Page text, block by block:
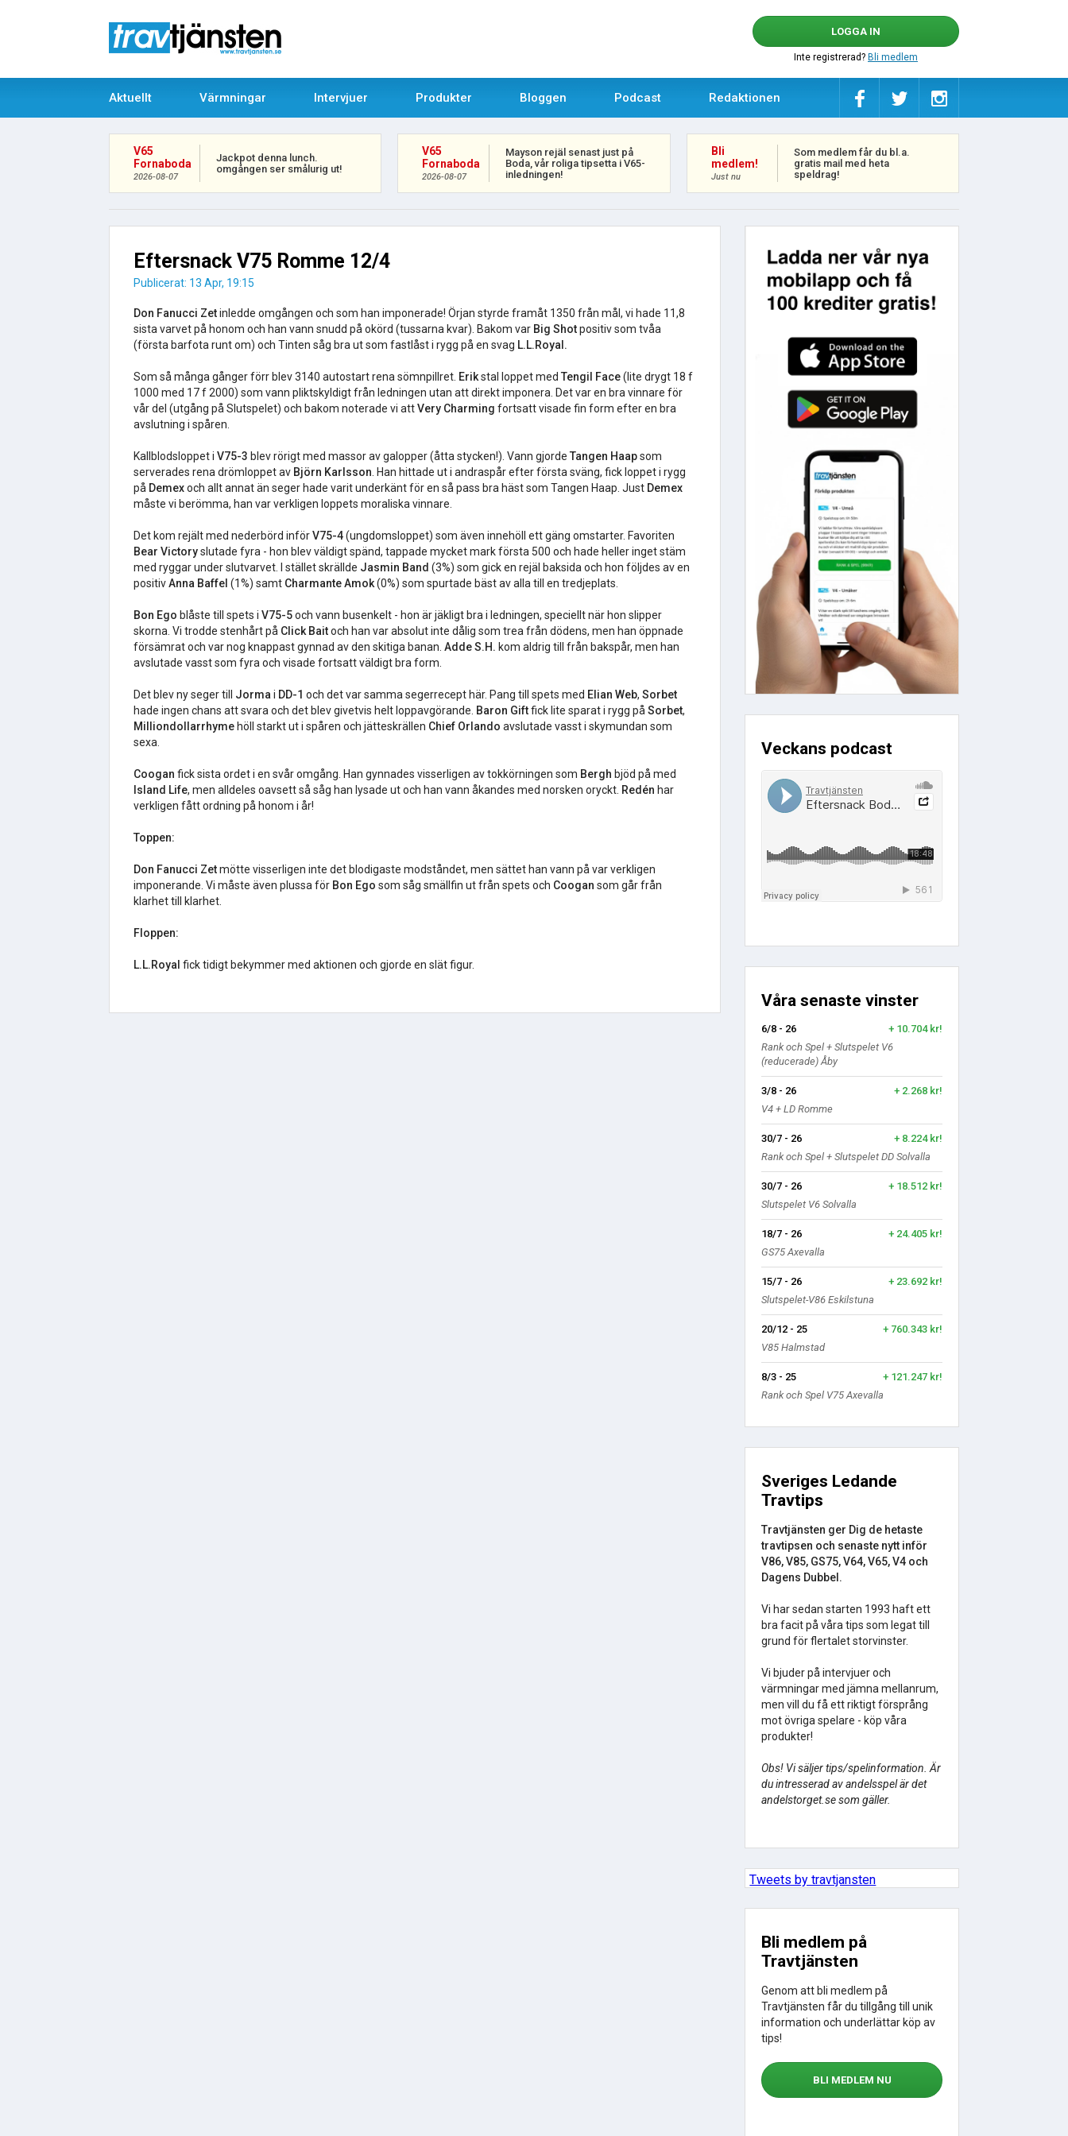
LOGGA IN
Inte registrerad? Bli medlem
Aktuellt Värmningar Intervjuer Produkter Bloggen Podcast Redaktionen
V65
Fornaboda
2026-08-07
Jackpot denna lunch.
omgången ser smålurig ut!
V65
Fornaboda
2026-08-07
Mayson rejäl senast just på
Boda, vår roliga tipsetta i V65-
inledningen!
Bli
medlem!
Just nu
Som medlem får du bl.a.
gratis mail med heta
speldrag!
Eftersnack V75 Romme 12/4
Publicerat: 13 Apr, 19:15
Don Fanucci Zetinledde omgången och som han imponerade! Örjan styrde framåt 1350 från mål, vi hade 11,8
sista varvet på honom och han vann snudd på okörd (tussarna kvar). Bakom var Big Shotpositiv som tvåa
(första barfota runt om) och Tinten såg bra ut som fastlåst i rygg på en svag L.L.Royal.
Som så många gånger förr blev 3140 autostart rena sömnpillret. Erikstal loppet med Tengil Face(lite drygt 18 f
1000 med 17 f 2000) som vann pliktskyldigt från ledningen utan att direkt imponera. Det var en bra vinnare för
vår del (utgång på Slutspelet) och bakom noterade vi attVery Charming fortsatt visade fin form efter en bra
avslutning i spåren.
Kallblodsloppet i V75-3 blev rörigt med massor av galopper (åtta stycken!). Vann gjorde Tangen Haapsom
serverades rena drömloppet av Björn Karlsson . Han hittade ut i andraspår efter första sväng, fick loppet i rygg
på Demexoch allt annat än seger hade varit underkänt för en så pass bra häst som Tangen Haap. Just Demex
måste vi berömma, han var verkligen loppets moraliska vinnare.
Det kom rejält med nederbörd införV75-4(ungdomsloppet) som även innehöll ett gäng omstarter. Favoriten
Bear Victoryslutade fyra - hon blev väldigt spänd, tappade mycket mark första 500 och hade heller inget stäm
med ryggar under slutvarvet. I stället skrällde Jasmin Band (3%) som gick en rejäl baksida och hon följdes av en
positivAnna Baffel (1%) samt Charmante Amok(0%) som spurtade bäst av alla till en tredjeplats.
Bon Ego blåste till spets i V75-5och vann busenkelt - hon är jäkligt bra i ledningen, speciellt när hon slipper
skorna. Vi trodde stenhårt på Click Baitoch han var absolut inte dålig som trea från dödens, men han öppnade
försämrat och var nog knappast gynnad av den skitiga banan. Adde S.H. kom aldrig till från bakspår, men han
avslutade vasst som fyra och visade fortsatt väldigt bra form.
Det blev ny seger till Jorma i DD-1 och det var samma segerrecept här. Pang till spets med Elian Web, Sorbet
hade ingen chans att svara och det blev givetvis helt loppavgörande. Baron Giftfick lite sparat i rygg på Sorbet,
Milliondollarrhyme höll starkt ut i spåren och jätteskrällen Chief Orlando avslutade vasst i skymundan som
sexa.
Coogan fick sista ordet i en svår omgång. Han gynnades visserligen av tokkörningen som Bergh bjöd på med
Island Life, men alldeles oavsett så såg han lysade ut och han vann åkandes med norsken oryckt. Redén har
verkligen fått ordning på honom i år!
Toppen:
Don Fanucci Zetmötte visserligen inte det blodigaste modståndet, men sättet han vann på var verkligen
imponerande. Vi måste även plussa för Bon Ego som såg smällfin ut från spets och Coogan som går från
klarhet till klarhet.
Floppen:
L.L.Royal fick tidigt bekymmer med aktionen och gjorde en slät figur.
Veckans podcast
Våra senaste vinster
6/8 - 26
+ 10.704 kr!
Rank och Spel + Slutspelet V6
(reducerade) Åby
3/8 - 26
+ 2.268 kr!
V4 + LD Romme
30/7 - 26
+ 8.224 kr!
Rank och Spel + Slutspelet DD Solvalla
30/7 - 26
+ 18.512 kr!
Slutspelet V6 Solvalla
18/7 - 26
+ 24.405 kr!
GS75 Axevalla
15/7 - 26
+ 23.692 kr!
Slutspelet-V86 Eskilstuna
20/12 - 25
+ 760.343 kr!
V85 Halmstad
8/3 - 25
+ 121.247 kr!
Rank och Spel V75 Axevalla
Sveriges Ledande
Travtips
Travtjänsten ger Dig de hetaste
travtipsen och senaste nytt inför
V86, V85, GS75, V64, V65, V4 och
Dagens Dubbel.
Vi har sedan starten 1993 haft ett
bra facit på våra tips som legat till
grund för flertalet storvinster.
Vi bjuder på intervjuer och
värmningar med jämna mellanrum,
men vill du få ett riktigt försprång
mot övriga spelare - köp våra
produkter!
Obs! Vi säljer tips/spelinformation. Är
du intresserad av andelsspel är det
andelstorget.se som gäller.
Tweets by travtjansten
Bli medlem på
Travtjänsten
Genom att bli medlem på
Travtjänsten får du tillgång till unik
information och underlättar köp av
tips!
BLI MEDLEM NU